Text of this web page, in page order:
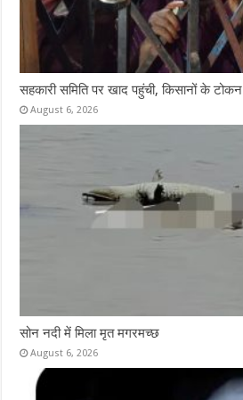
सहकारी समिति पर खाद पहुंची, किसानों के
August 6, 2026
सोन नदी में मिला मृत मगरमच्छ
August 6, 2026